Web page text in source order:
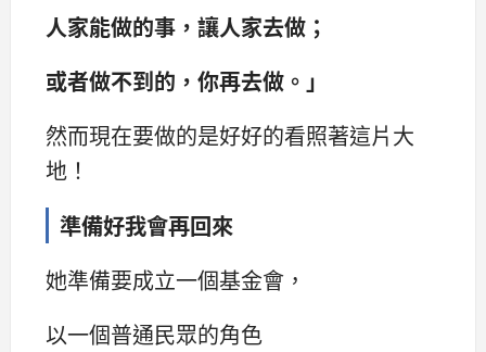
人家能做的事，讓人家去做；
或者做不到的，你再去做。」
然而現在要做的是好好的看照著這片大
地！
準備好我會再回來
她準備要成立一個基金會，
以一個普通民眾的角色